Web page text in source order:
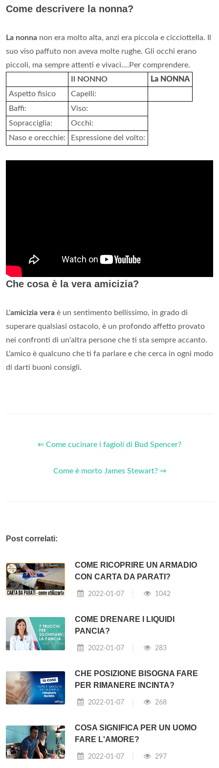
Come descrivere la nonna?
La nonna non era molto alta, anzi era piccola e cicciottella. Il
suo viso paffuto non aveva molte rughe. Gli occhi erano
piccoli, ma sempre attenti e vivaci....Per comprendere.
Il NONNO
La NONNA
Aspetto fisico
Capelli:
Baffi:
Viso:
Sopracciglia:
Occhi:
Naso e orecchie:
Espressione del volto:
Che cosa è la vera amicizia?
L'amicizia vera è un sentimento bellissimo, in grado di
superare qualsiasi ostacolo, è un profondo affetto provato
nei confronti di un'altra persone che ti sta sempre accanto.
L'amico è qualcuno che ti fa parlare e che cerca in ogni modo
di darti buoni consigli.
⇐ Come cucinare i fagioli di Bud Spencer?
Come è morto James Stewart? ⇒
Post correlati:
COME RICOPRIRE UN ARMADIO
CON CARTA DA PARATI?
2022-01-07 1042
COME DRENARE I LIQUIDI
PANCIA?
2022-01-07 283
CHE POSIZIONE BISOGNA FARE
PER RIMANERE INCINTA?
2022-01-07 268
COSA SIGNIFICA PER UN UOMO
FARE L'AMORE?
2022-01-07 297